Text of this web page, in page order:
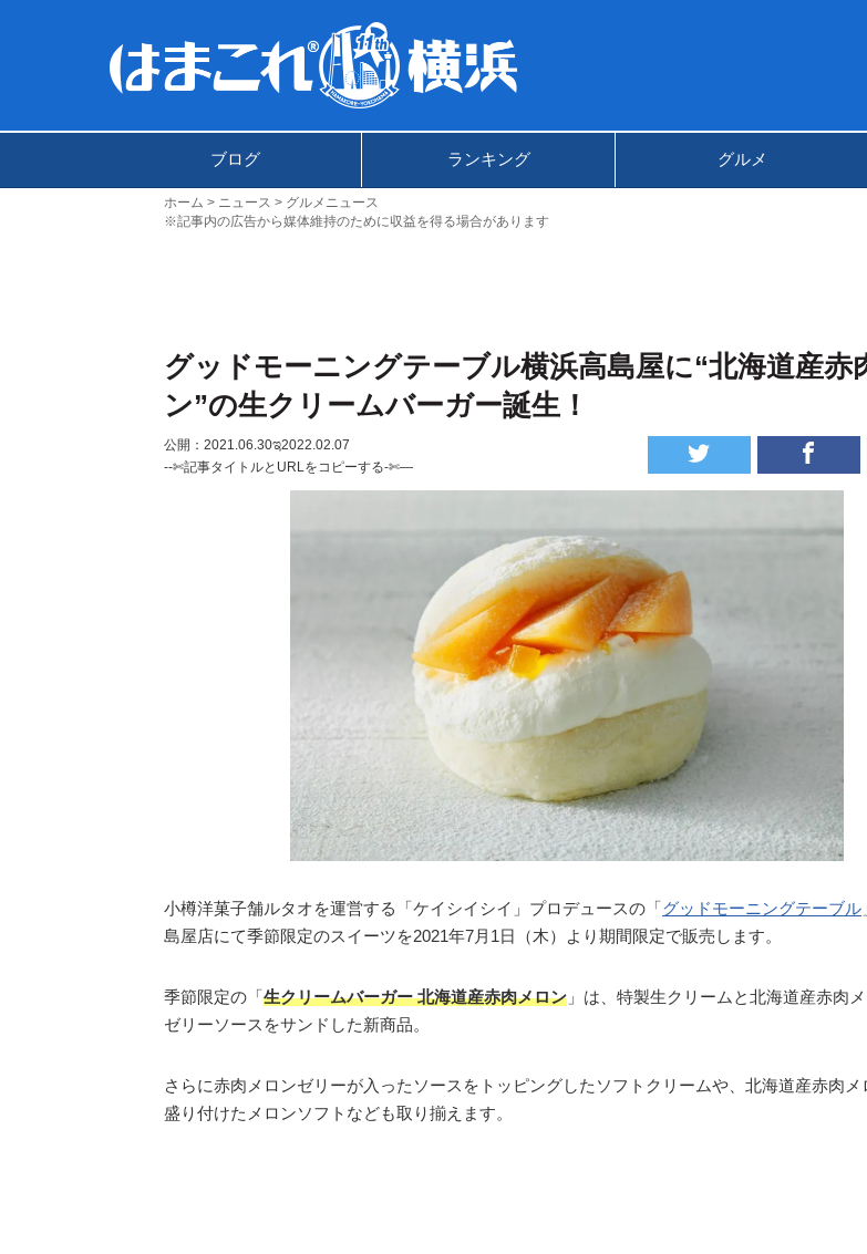
ブログ ランキング グルメ
ホーム ニュース
グルメニュース
※記事内の広告から媒体維持のために収益を得る場合があります
グッドモーニングテーブル横浜高島屋に“北海道産赤
ン”の生クリームバーガー誕生！
公開：2021.06.30ಇ2022.02.07
--✄記事タイトルとURLをコピーする-✄—
小樽洋菓子舗ルタオを運営する「ケイシイシイ」プロデュースの「グッドモーニングテーブル
島屋店にて季節限定のスイーツを2021年7月1日（木）より期間限定で販売します。
季節限定の「生クリームバーガー 北海道産赤肉メロン 」は、特製生クリームと北海道産赤肉
ゼリーソースをサンドした新商品。
さらに赤肉メロンゼリーが入ったソースをトッピングしたソフトクリームや、北海道産赤肉メ
盛り付けたメロンソフトなども取り揃えます。